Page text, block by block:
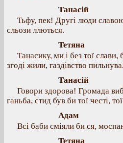
Танасій
Тьфу, пек! Другі люди
сльози ллються.
Тетяна
Танасику, ми і без тої слави,
згоді жили, газдівство
Танасій
Говори здорова! Громада
ганьба, стид був би тої честі,
Адам
Всі баби сміяли би ся,
Тетяна